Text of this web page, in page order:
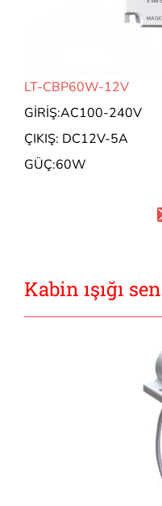
LT-CBP60W-12V
GİRİŞ:AC100-240V
ÇIKIŞ: DC12V-5A
GÜÇ:60W
Kabin ışığı